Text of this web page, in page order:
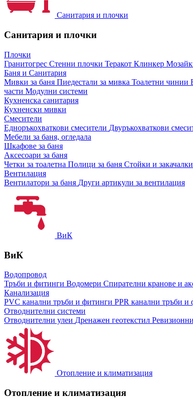
Санитария и плочки
Санитария и плочки
Плочки
Гранитогрес Стенни плочки Теракот Клинкер
Баня и Санитария
Мивки за баня Пиедестали за мивка Тоалетни чинии
части Модулни системи
Кухненска санитария
Кухненски мивки
Смесители
Едноръкохваткови смесители Двуръкохваткови
Мебели за баня, огледала
Шкафове за баня
Аксесоари за баня
Четки за тоалетна Полици за баня Стойки и
Вентилация
Вентилатори за баня Други артикули за вентилация
ВиК
ВиК
Водопровод
Тръби и фитинги Водомери Спирателни кранове и
Канализация
PVC канални тръби и фитинги PPR канални тръби и
Отводнителни системи
Отводнителни улеи Дренажен геотекстил
Отопление и климатизация
Отопление и климатизация